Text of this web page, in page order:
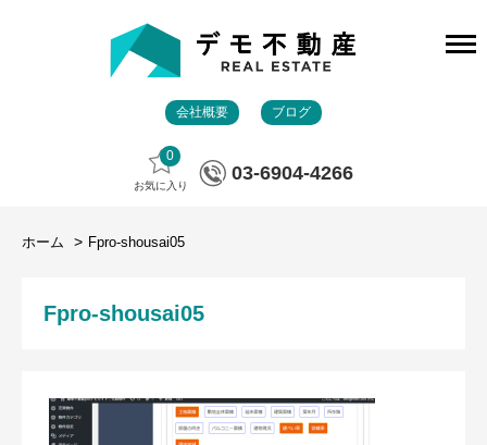
会社概要 ブログ
0
お気に入り
03-6904-4266
ホーム Fpro-shousai05
Fpro-shousai05